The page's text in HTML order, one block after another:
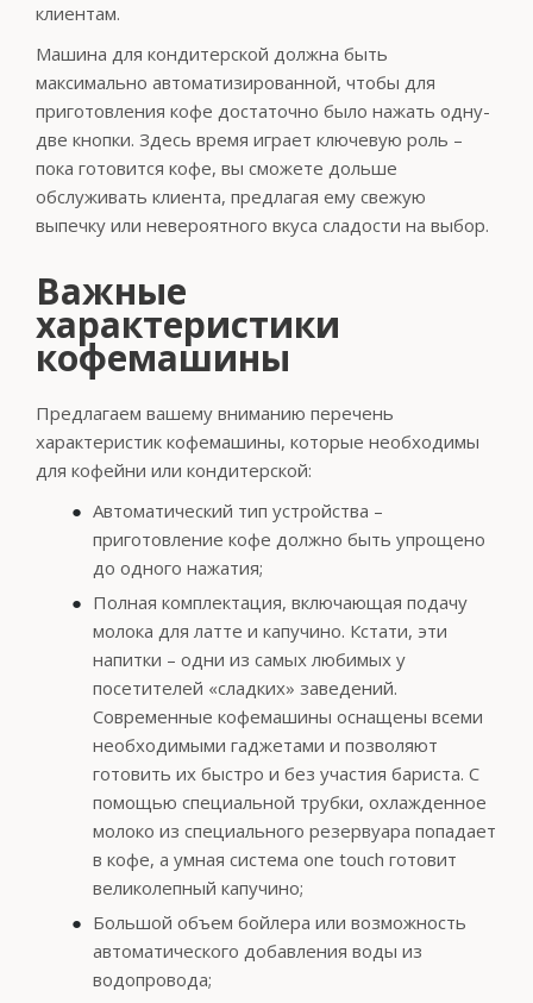
клиентам.
Машина для кондитерской должна быть
максимально автоматизированной, чтобы для
приготовления кофе достаточно было нажать одну-
две кнопки. Здесь время играет ключевую роль –
пока готовится кофе, вы сможете дольше
обслуживать клиента, предлагая ему свежую
выпечку или невероятного вкуса сладости на выбор.
Важные
характеристики
кофемашины
Предлагаем вашему вниманию перечень
характеристик кофемашины, которые необходимы
для кофейни или кондитерской:
Автоматический тип устройства –
приготовление кофе должно быть упрощено
до одного нажатия;
Полная комплектация, включающая подачу
молока для латте и капучино. Кстати, эти
напитки – одни из самых любимых у
посетителей «сладких» заведений.
Современные кофемашины оснащены всеми
необходимыми гаджетами и позволяют
готовить их быстро и без участия бариста. С
помощью специальной трубки, охлажденное
молоко из специального резервуара попадает
в кофе, а умная система one touch готовит
великолепный капучино;
Большой объем бойлера или возможность
автоматического добавления воды из
водопровода;